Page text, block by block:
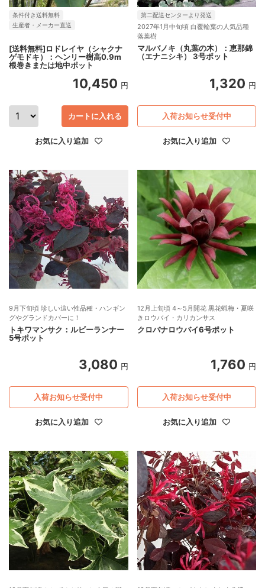
条件付き送料無料
生産者・メーカー直送
[送料無料]ロドレイヤ（シャクナ
ゲモドキ）：ヘンリー樹高0.9m
根巻きまたは地中ポット
10,450 円
カートに入れる
お気に入り追加
第二配送センターより発送
2027年1月中旬頃 白覆輪葉の人気品種
落葉樹
マルバノキ（丸葉の木）：恵那錦
（エナニシキ） 3号ポット
1,320 円
お気に入り追加
入荷お知らせ受付中
9月下旬頃 珍しい這い性品種・ハンギン
グやグランドカバーに！
トキワマンサク：ルビーランナー
5号ポット
3,080 円
お気に入り追加
入荷お知らせ受付中
12月上旬頃 4～5月開花 黒花蝋梅・夏咲
きロウバイ・カリカンサス
クロバナロウバイ6号ポット
1,760 円
お気に入り追加
入荷お知らせ受付中